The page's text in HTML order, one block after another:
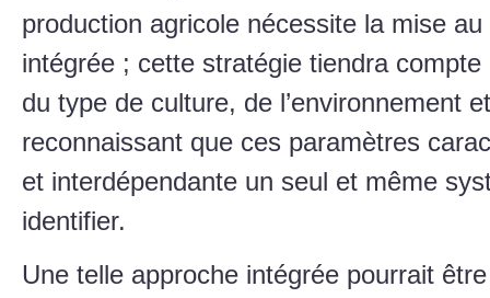
production agricole nécessite la mise au
intégrée ; cette stratégie tiendra
du type de culture, de l’environnement
reconnaissant que ces paramètres
et interdépendante un seul et même
identifier.
Une telle approche intégrée pourrait